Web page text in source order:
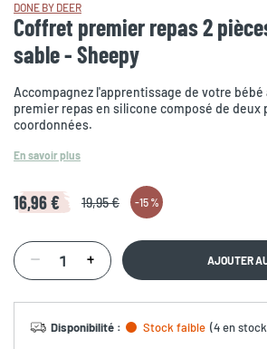
DONE BY DEER
Coffret premier repas 2
sable - Sheepy
Accompagnez l'apprentissage de votre
premier repas en silicone composé de
coordonnées.
En savoir plus
16,96 € 19,95 € -15 %
AJOUTER
Disponibilité : Stock faible (4 en stock